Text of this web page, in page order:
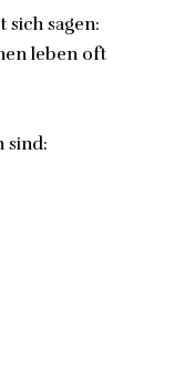
sich sagen:
leben oft
sind: